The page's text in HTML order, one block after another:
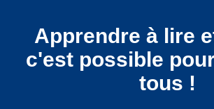
Apprendre à lire
c'est possible
tous !